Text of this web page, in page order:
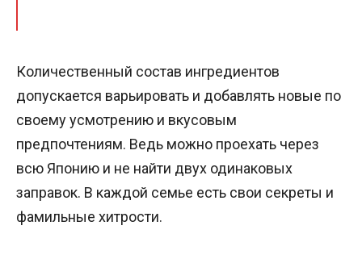
Количественный состав ингредиентов
допускается варьировать и добавлять новые по
своему усмотрению и вкусовым
предпочтениям. Ведь можно проехать через
всю Японию и не найти двух одинаковых
заправок. В каждой семье есть свои секреты и
фамильные хитрости.